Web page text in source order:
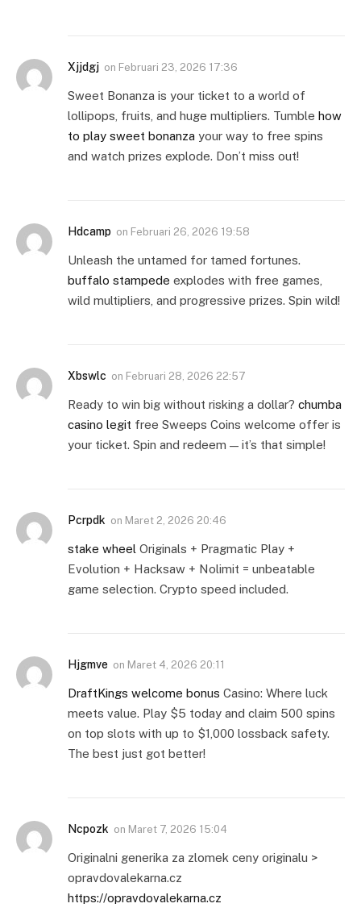
Xjjdgj on Februari 23, 2026 17:36
Sweet Bonanza is your ticket to a world of
lollipops, fruits, and huge multipliers. Tumble how
to play sweet bonanza your way to free spins
and watch prizes explode. Don’t miss out!
Hdcamp on Februari 26, 2026 19:58
Unleash the untamed for tamed fortunes.
buffalo stampede explodes with free games,
wild multipliers, and progressive prizes. Spin wild!
Xbswlc on Februari 28, 2026 22:57
Ready to win big without risking a dollar? chumba
casino legit free Sweeps Coins welcome offer is
your ticket. Spin and redeem — it’s that simple!
Pcrpdk on Maret 2, 2026 20:46
stake wheel Originals + Pragmatic Play +
Evolution + Hacksaw + Nolimit = unbeatable
game selection. Crypto speed included.
Hjgmve on Maret 4, 2026 20:11
DraftKings welcome bonus Casino: Where luck
meets value. Play $5 today and claim 500 spins
on top slots with up to $1,000 lossback safety.
The best just got better!
Ncpozk on Maret 7, 2026 15:04
Originalni generika za zlomek ceny originalu >
opravdovalekarna.cz
https://opravdovalekarna.cz